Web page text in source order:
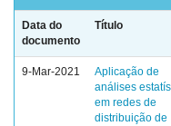
Data do
documento
Título
9-Mar-2021
Aplicação de
análises
em redes de
distribuição de